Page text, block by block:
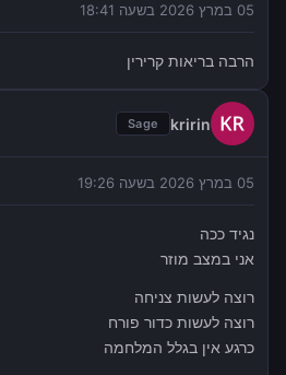
05 במרץ 2026 בשעה 18:41
הרבה בריאות קרירין
kririn
Sage
05 במרץ 2026 בשעה 19:26
נגיד ככה
אני במצב מוזר
רוצה לעשות צניחה
רוצה לעשות כדור פורח
כרגע אין בגלל המלחמה